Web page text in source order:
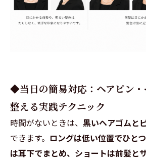
◆当日の簡易対応：ヘアピン・
整える実践テクニック
時間がないときは、 黒いヘアゴムと
できます。 ロングは低い位置でひと
は耳下でまとめ、ショートは前髪と